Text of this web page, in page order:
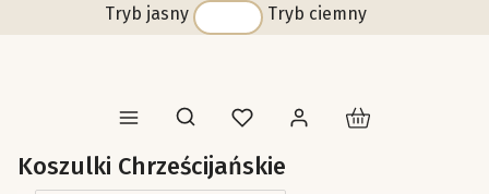
Tryb jasny Tryb ciemny
Otwórz wyszukiwarkę Produkty w
Koszulki Chrześcijańskie